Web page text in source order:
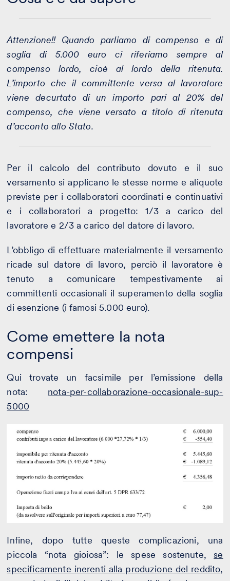
Attenzione!! Quando parliamo di compenso e di
soglia di 5.000 euro ci riferiamo sempre al
compenso lordo, cioè al lordo della ritenuta.
L’importo che il committente versa al lavoratore
viene decurtato di un importo pari al 20% del
compenso, che viene versato a titolo di ritenuta
d’acconto allo Stato.
Per il calcolo del contributo dovuto e il suo
versamento si applicano le stesse norme e aliquote
previste per i collaboratori coordinati e continuativi
e i collaboratori a progetto: 1/3 a carico del
lavoratore e 2/3 a carico del datore di lavoro.
L’obbligo di effettuare materialmente il versamento
ricade sul datore di lavoro, perciò il lavoratore è
tenuto a comunicare tempestivamente ai
committenti occasionali il superamento della soglia
di esenzione (i famosi 5.000 euro).
Come emettere la nota
compensi
Qui trovate un facsimile per l’emissione della
nota: nota-per-collaborazione-occasionale-sup-
5000
Infine, dopo tutte queste complicazioni, una
piccola “nota gioiosa”: le spese sostenute,se
specificamente inerenti alla produzione del reddito,